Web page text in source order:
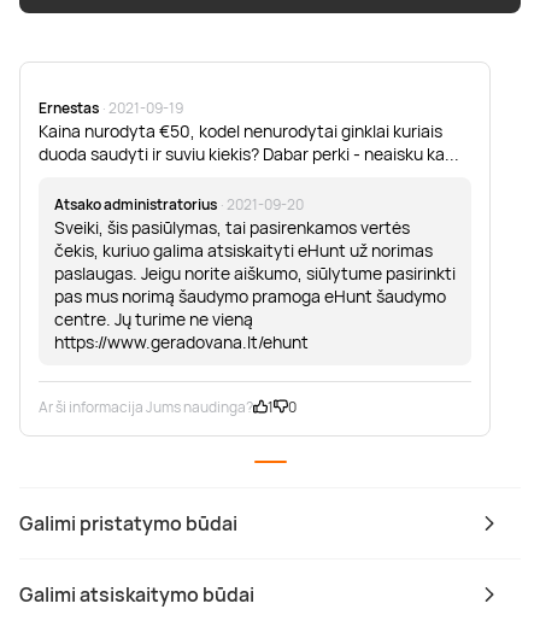
Galimi pristatymo būdai
Galimi atsiskaitymo būdai
Ernestas · 2021-09-19
Kaina nurodyta €50, kodel nenurodytai ginklai kuriais
duoda saudyti ir suviu kiekis? Dabar perki - neaisku ka...
Atsako administratorius · 2021-09-20
Sveiki, šis pasiūlymas, tai pasirenkamos vertės
čekis, kuriuo galima atsiskaityti eHunt už norimas
paslaugas. Jeigu norite aiškumo, siūlytume pasirinkti
pas mus norimą šaudymo pramoga eHunt šaudymo
centre. Jų turime ne vieną
https://www.geradovana.lt/ehunt
Ar ši informacija Jums naudinga? 1 0